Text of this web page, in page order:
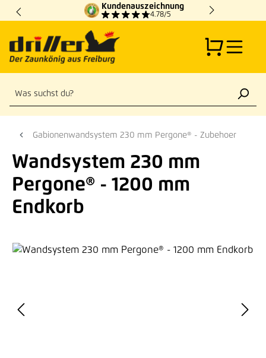
Zum Hauptinhalt springen
Kundenauszeichnung
4.78/5
Gabionenwandsystem 230 mm Pergone® - Zubehoer
Wandsystem 230 mm
Pergone® - 1200 mm
Endkorb
Bildergalerie überspringen